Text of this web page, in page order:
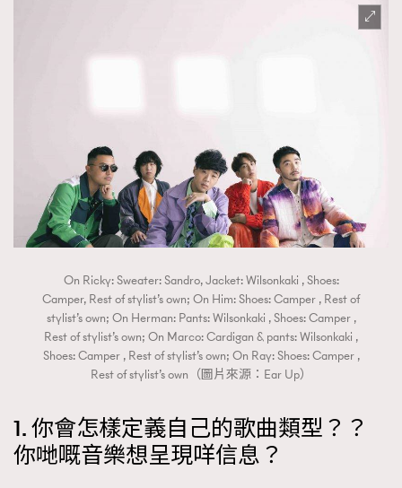
On Ricky: Sweater: Sandro, Jacket: Wilsonkaki , Shoes:
Camper, Rest of stylist’s own; On Him: Shoes: Camper , Rest of
stylist’s own; On Herman: Pants: Wilsonkaki , Shoes: Camper ,
Rest of stylist’s own; On Marco: Cardigan & pants: Wilsonkaki ,
Shoes: Camper , Rest of stylist’s own; On Ray: Shoes: Camper ,
Rest of stylist’s own（圖片來源：Ear Up）
1. 你會怎樣定義自己的歌曲類型？？
你哋嘅音樂想呈現咩信息？